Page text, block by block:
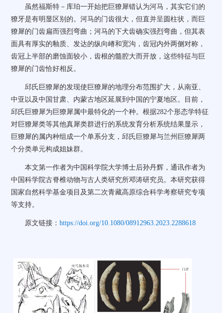
虽然福斯特－库珀一开始把巨獠犀错认为河马，其实它们的
獠牙是有明显区别的。河马的门齿很大，但直并呈圆柱状，而巨
獠犀的门齿扁而强烈弯曲；河马的下犬齿确实强烈弯曲，但其表
面具有厚实的釉质、发达的纵向嵴和宽沟，齿冠内外两侧对称，
齿冠上半部的磨蚀面较小，齿根的髓腔大而开放，这些特征与巨
獠犀的门齿恰好相反。
邱氏巨獠犀的发现使巨獠犀的地理分布范围扩大，从南亚、
中亚以及中国甘肃、内蒙古地区延展到中国的宁夏地区。目前，
邱氏巨獠犀为巨獠犀属中最特化的一个种。根据282个形态学特征
对巨獠犀类等其他真犀类群进行的系统发育分析系统结果显示，
巨獠犀的属内种组成一个单系分支，邱氏巨獠犀与兰州巨獠犀两
个分类单元构成姐妹群。
本文第一作者为中国科学院大学博士后孙丹辉，通讯作者为
中国科学院古脊椎动物与古人类研究所邓涛研究员。本研究获得
国家自然科学基金项目及第二次青藏高原综合科学考察研究专项
等支持。
原文链接：https://doi.org/10.1080/08912963.2023.2288618